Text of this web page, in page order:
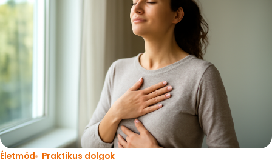
Életmód Praktikus dolgok